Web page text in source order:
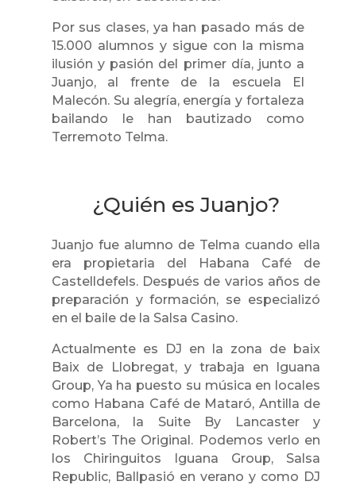
Por sus clases, ya han pasado más de
15.000 alumnos y sigue con la misma
ilusión y pasión del primer día, junto a
Juanjo, al frente de la escuela El
Malecón. Su alegría, energía y fortaleza
bailando le han bautizado como
Terremoto Telma.
¿Quién es Juanjo?
Juanjo fue alumno de Telma cuando ella
era propietaria del Habana Café de
Castelldefels. Después de varios años de
preparación y formación, se especializó
en el baile de la Salsa Casino.
Actualmente es DJ en la zona de baix
Baix de Llobregat, y trabaja en Iguana
Group, Ya ha puesto su música en locales
como Habana Café de Mataró, Antilla de
Barcelona, la Suite By Lancaster y
Robert’s The Original. Podemos verlo en
los Chiringuitos Iguana Group, Salsa
Republic, Ballpasió en verano y como DJ